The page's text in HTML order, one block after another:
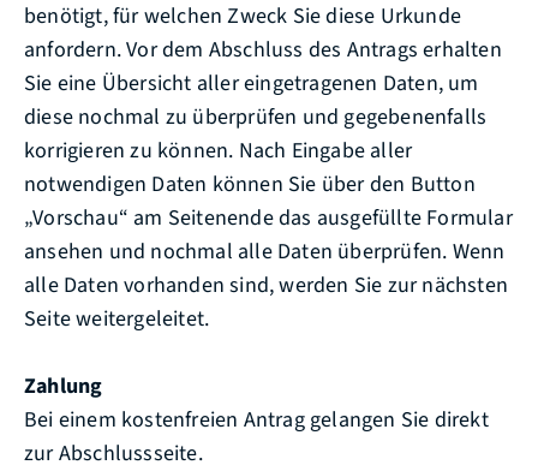
benötigt, für welchen Zweck Sie diese Urkunde
anfordern. Vor dem Abschluss des Antrags erhalten
Sie eine Übersicht aller eingetragenen Daten, um
diese nochmal zu überprüfen und gegebenenfalls
korrigieren zu können. Nach Eingabe aller
notwendigen Daten können Sie über den Button
„Vorschau“ am Seitenende das ausgefüllte Formular
ansehen und nochmal alle Daten überprüfen. Wenn
alle Daten vorhanden sind, werden Sie zur nächsten
Seite weitergeleitet.
Zahlung
Bei einem kostenfreien Antrag gelangen Sie direkt
zur Abschlussseite.